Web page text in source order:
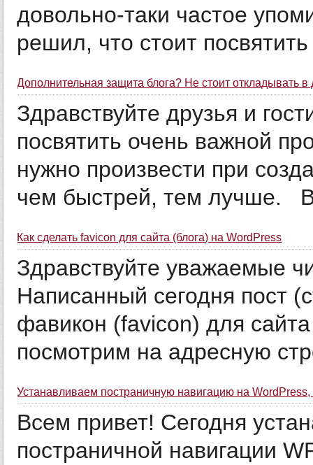
довольно-таки частое
решил, что стоит посвятить
Дополнительная защита блога? Не стоит откладывать в
Здравствуйте друзья и
посвятить очень важной
нужно произвести при
чем быстрей, тем лучше.
Как сделать favicon для сайта (блога) на WordPress
Здравствуйте уважаемые
Написанный сегодня пост
фавикон (favicon) для
посмотрим на адресную
Устанавливаем постраничную навигацию на
Всем привет! Сегодня
постраничной навигации